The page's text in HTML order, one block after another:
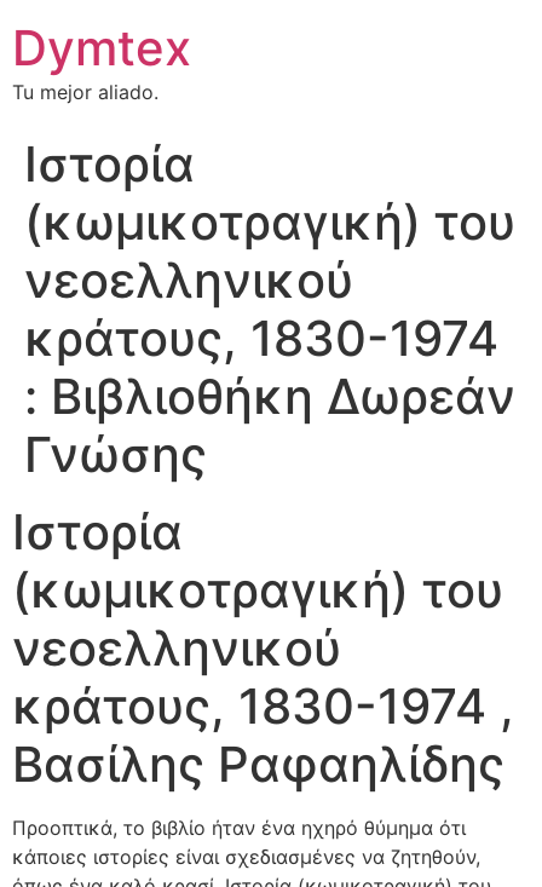
Dymtex
Tu mejor aliado.
Ιστορία
(κωμικοτραγική) του
νεοελληνικού
κράτους, 1830-1974
: Βιβλιοθήκη Δωρεάν
Γνώσης
Ιστορία
(κωμικοτραγική) του
νεοελληνικού
κράτους, 1830-1974 ,
Βασίλης Ραφαηλίδης
Προοπτικά, το βιβλίο ήταν ένα ηχηρό θύμημα ότι
κάποιες ιστορίες είναι σχεδιασμένες να ζητηθούν,